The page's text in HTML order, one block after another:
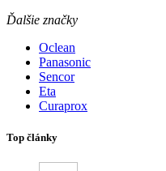
Ďalšie značky
Oclean
Panasonic
Sencor
Eta
Curaprox
Top články